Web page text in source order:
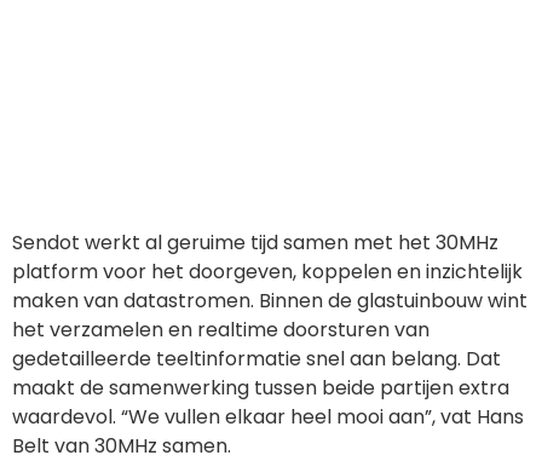
Sendot werkt al geruime tijd samen met het 30MHz
platform voor het doorgeven, koppelen en inzichtelijk
maken van datastromen. Binnen de glastuinbouw wint
het verzamelen en realtime doorsturen van
gedetailleerde teeltinformatie snel aan belang. Dat
maakt de samenwerking tussen beide partijen extra
waardevol. “We vullen elkaar heel mooi aan”, vat Hans
Belt van 30MHz samen.